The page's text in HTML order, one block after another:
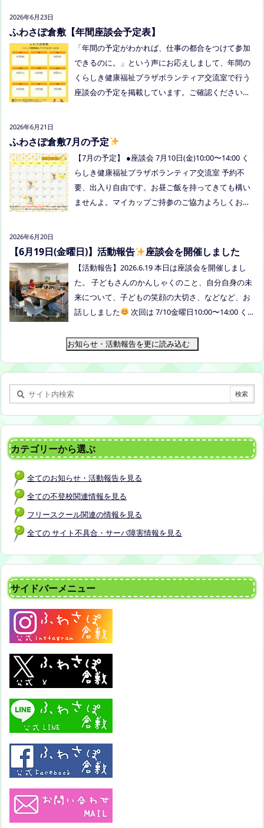
軽食を食べます。 締め切り：2026年7月24日（金）1
込みください。または、公式LINE、Instagramにメ
ッセージを送ってください。
2026年6月23日
ふわさぽ倉敷【年間座談会予定表】
「年間の予定がわかれば、仕事の都合をつけて参加
できるのに。」という声にお応えしまして、年間の
くらしき健康福祉プラザボランティア交流室で行う
座談会の予定を掲載しています。ご確認ください！
ームページなどでお伝えします。
2026年6月21日
ふわさぽ倉敷7月の予定
【7月の予定】 ●座談会 7月10日(金)10:00〜14:00 く
らしき健康福祉プラザボランティア交流室 予約不
要、出入り自由です。お昼ご飯を持ってきても構い
ませんよ。マイカップご持参のご協力よろしくお願
（加賀郡吉備中央町田土3109-3） 日時：令和８年7
7月28日（火）10:00~13:00頃 場所：玉島某所 参加
に達し次第締め切らせていただきます。 ※申し込み
をされた方は場所を個別にメールでお伝えします。
内容：いつもの座談会とは違う場所でこじんまりと
年7月24日（金）17:00まで お申し込みはこちら
h
2026年6月20日
【6月19日(金曜日)】活動報告 座談会を開催しました
【活動報告】2026.6.19 本日は座談会を開催しまし
た。 子どもさんのかんしゃくのこと、自分自身の未
来について、子どもの笑顔の大切さ、などなど、お
話ししました
次回は 7/10金曜日10:00〜14:00 く
お知らせ・活動報告を更に読み込む
カテゴリーから選ぶ
全てのお知らせ・活動報告を見る
全ての不登校関連情報を見る
フリースクール関連の情報を見る
全ての サイト不具合・サーバ障害情報を見る
サイドバーメニュー